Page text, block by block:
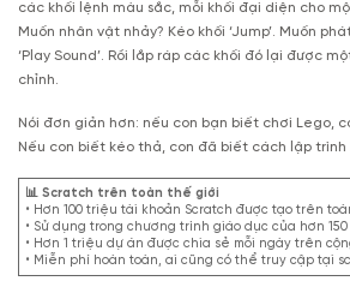
các khối lệnh màu sắc, mỗi khối đại diện cho
Muốn nhân vật nhảy? Kéo khối ‘Jump’. Muốn
‘Play Sound’. Rồi lắp ráp các khối đó lại được
chỉnh.
Nói đơn giản hơn: nếu con bạn biết chơi Lego,
Nếu con biết kéo thả, con đã biết cách lập trình
📊 Scratch trên toàn thế giới
• Hơn 100 triệu tài khoản Scratch được tạo trên
• Sử dụng trong chương trình giáo dục của hơn
• Hơn 1 triệu dự án được chia sẻ mỗi ngày trên
• Miễn phí hoàn toàn, ai cũng có thể truy cập tại